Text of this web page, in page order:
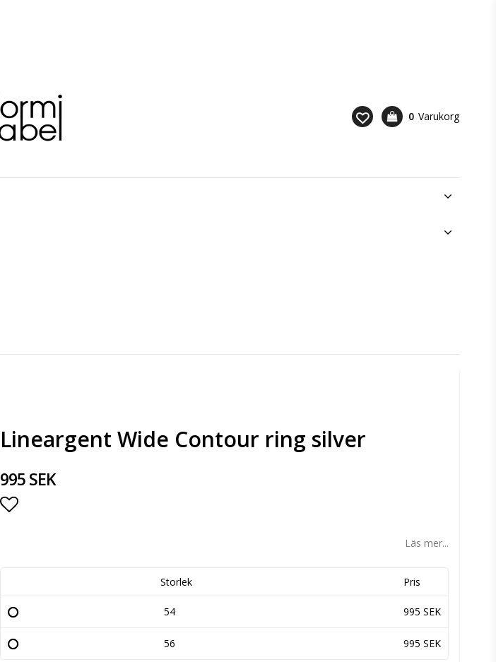
0 Varukorg
Lineargent Wide Contour ring silver
995 SEK
Läs mer...
Storlek Pris
54 995 SEK
56 995 SEK